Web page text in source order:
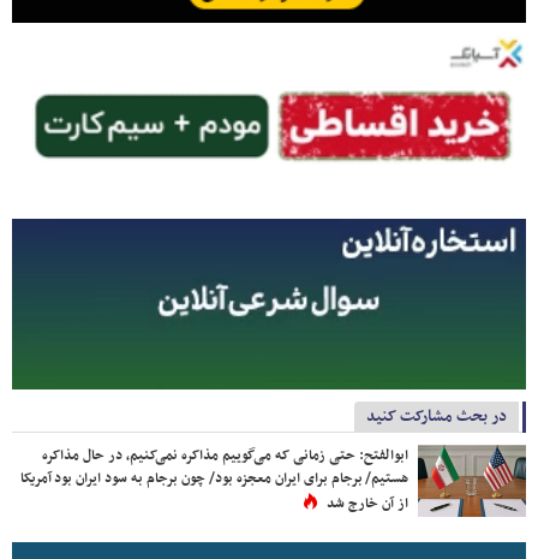
در بحث مشارکت کنید
ابوالفتح: حتی زمانی که می‌گوییم مذاکره نمی‌کنیم، در حال مذاکره
هستیم/ برجام برای ایران معجزه بود/ چون برجام به سود ایران بود آمریکا
از آن خارج شد